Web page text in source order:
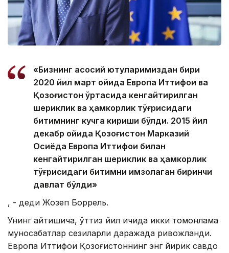
«Бизнинг асосий ютуқларимиздан бири
2020 йил март ойида Европа Иттифоқи ва
Қозоғистон ўртасида кенгайтирилган
шериклик ва ҳамкорлик тўғрисидаги
битимнинг кучга кириши бўлди. 2015 йил
декабр ойида Қозоғистон Марказий
Осиёда Европа Иттифоқи билан
кенгайтирилган шериклик ва ҳамкорлик
тўғрисидаги битимни имзолаган биринчи
давлат бўлди»
, - деди Жозеп Боррель.
Унинг айтишича, ўттиз йил ичида икки томонлама
муносабатлар сезиларли даражада ривожланди.
Европа Иттифоқи Қозоғистоннинг энг йирик савдо